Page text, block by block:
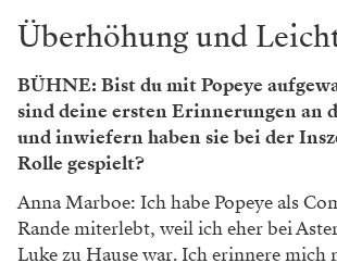
Überhöhung und
BÜHNE: Bist du mit Popeye
sind deine ersten Erinnerungen an
und inwiefern haben sie bei der
Rolle gespielt?
Anna Marboe: Ich habe Popeye als
Rande miterlebt, weil ich eher bei
Luke zu Hause war. Ich erinnere mich